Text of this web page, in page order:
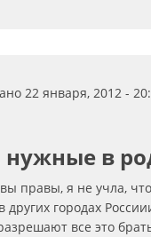
22 января, 2012 -
в
правы, я не учла,
других городах
все это